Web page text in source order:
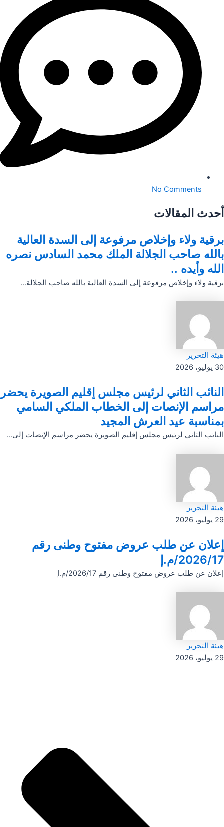
No Comments
أحدث المقالات
برقية ولاء وإخلاص مرفوعة إلى السدة العالية
بالله صاحب الجلالة الملك محمد السادس نصره
الله وأيده ..
برقية ولاء وإخلاص مرفوعة إلى السدة العالية بالله صاحب الجلالة...
هيئة التحرير
30 يوليو، 2026
النائب الثاني لرئيس مجلس إقليم الصويرة يحضر
مراسم الإنصات إلى الخطاب الملكي السامي
بمناسبة عيد العرش المجيد
النائب الثاني لرئيس مجلس إقليم الصويرة يحضر مراسم الإنصات إلى...
هيئة التحرير
29 يوليو، 2026
إعلان عن طلب عروض مفتوح وطنى رقم
2026/17/م.إ
إعلان عن طلب عروض مفتوح وطنى رقم 2026/17/م.إ
هيئة التحرير
29 يوليو، 2026